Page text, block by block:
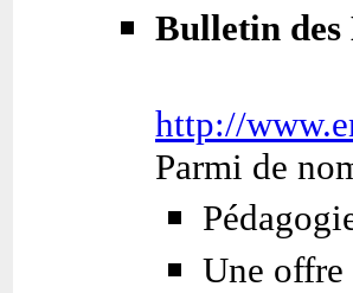
Bulletin des
http://
Parmi de
Une offre